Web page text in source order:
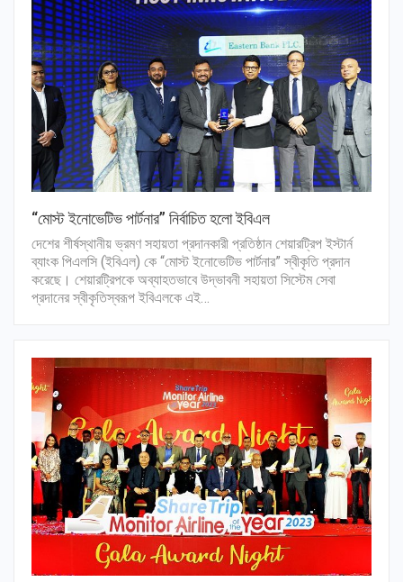
“মোস্ট ইনোভেটিভ পার্টনার” নির্বাচিত হলো ইবিএল
দেশের শীর্ষস্থানীয় ভ্রমণ সহায়তা প্রদানকারী প্রতিষ্ঠান শেয়ারট্রিপ ইস্টার্ন
ব্যাংক পিএলসি (ইবিএল) কে “মোস্ট ইনোভেটিভ পার্টনার” স্বীকৃতি প্রদান
করেছে। শেয়ারট্রিপকে অব্যাহতভাবে উদ্ভাবনী সহায়তা সিস্টেম সেবা
প্রদানের স্বীকৃতিস্বরূপ ইবিএলকে এই…